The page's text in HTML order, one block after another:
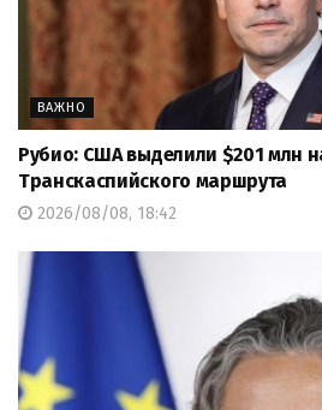
ВАЖНО
Рубио: США выделили $201 млн
Транскаспийского маршрута
2026/08/08, 18:42